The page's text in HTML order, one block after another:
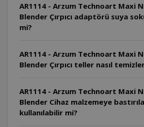
AR1114 - Arzum Technoart Maxi
Blender Çırpıcı adaptörü suya
mi?
AR1114 - Arzum Technoart Maxi
Blender Çırpıcı teller nasıl
AR1114 - Arzum Technoart Maxi
Blender Cihaz malzemeye
kullanılabilir mi?